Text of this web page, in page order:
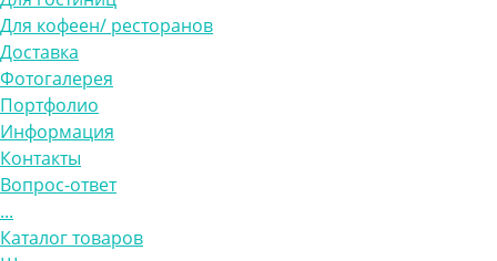
Для кофеен/ ресторанов
Доставка
Фотогалерея
Портфолио
Информация
Контакты
Вопрос-ответ
...
Каталог товаров